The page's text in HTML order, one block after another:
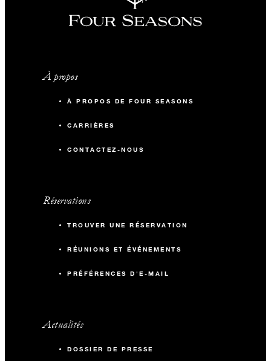
À propos
À PROPOS DE FOUR SEASONS
CARRIÈRES
CONTACTEZ-NOUS
Réservations
TROUVER UNE RÉSERVATION
RÉUNIONS ET ÉVÉNEMENTS
PRÉFÉRENCES D'E-MAIL
Actualités
DOSSIER DE PRESSE